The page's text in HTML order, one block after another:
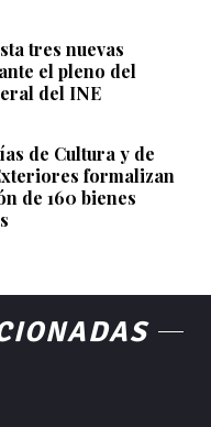
tres nuevas
el pleno del
del INE
de Cultura y de
formalizan
de 160 bienes